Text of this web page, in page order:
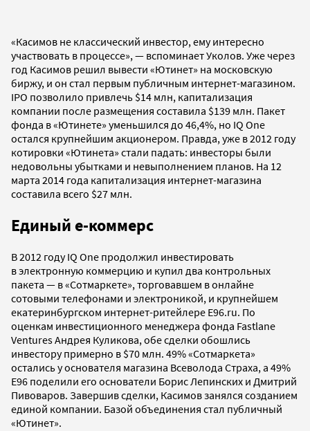
«Касимов не классический инвестор, ему интересно
участвовать в процессе», — вспоминает Уколов. Уже через
год Касимов решил вывести «Ютинет» на московскую
биржу, и он стал первым публичным интернет-магазином.
IPO позволило привлечь $14 млн, капитализация
компании после размещения составила $139 млн. Пакет
фонда в «Ютинете» уменьшился до 46,4%, но IQ One
остался крупнейшим акционером. Правда, уже в 2012 году
котировки «Ютинета» стали падать: инвесторы были
недовольны убытками и невыполнением планов. На 12
марта 2014 года капитализация интернет-магазина
составила всего $27 млн.
Единый е-коммерс
В 2012 году IQ One продолжил инвестировать
в электронную коммерцию и купил два контрольных
пакета — в «Сотмаркете», торговавшем в онлайне
сотовыми телефонами и электроникой, и крупнейшем
екатеринбургском интернет-ритейлере E96.ru. По
оценкам инвестиционного менеджера фонда Fastlane
Ventures Андрея Куликова, обе сделки обошлись
инвестору примерно в $70 млн. 49% «Сотмаркета»
остались у основателя магазина Всеволода Страха, а 49%
E96 поделили его основатели Борис Лепинских и Дмитрий
Пивоваров. Завершив сделки, Касимов занялся созданием
единой компании. Базой объединения стал публичный
«Ютинет».